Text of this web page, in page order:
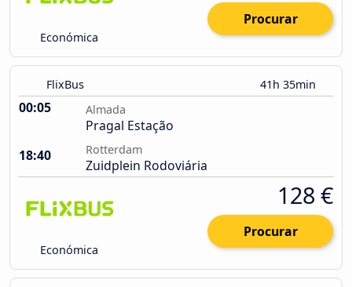
Económica
Procurar
FlixBus 41h 35min
00:05 Almada
Pragal Estação
18:40
Rotterdam
Zuidplein Rodoviária
Económica
128 €
Procurar